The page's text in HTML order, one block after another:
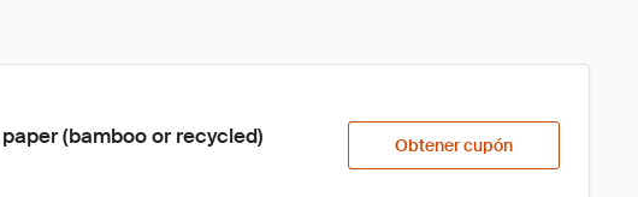
(bamboo or recycled) Obtener cupón